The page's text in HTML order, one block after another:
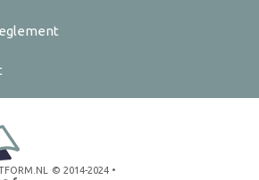
© 2014-2024 •